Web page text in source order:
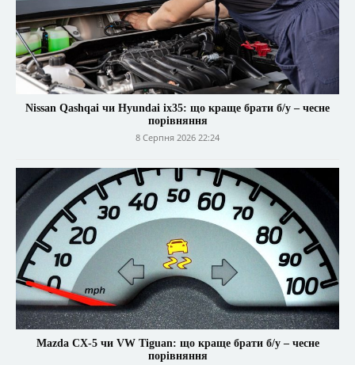
Nissan Qashqai чи Hyundai ix35: що краще брати б/у – чесне
порівняння
8 Серпня 2026 22:24
Mazda CX-5 чи VW Tiguan: що краще брати б/у – чесне
порівняння